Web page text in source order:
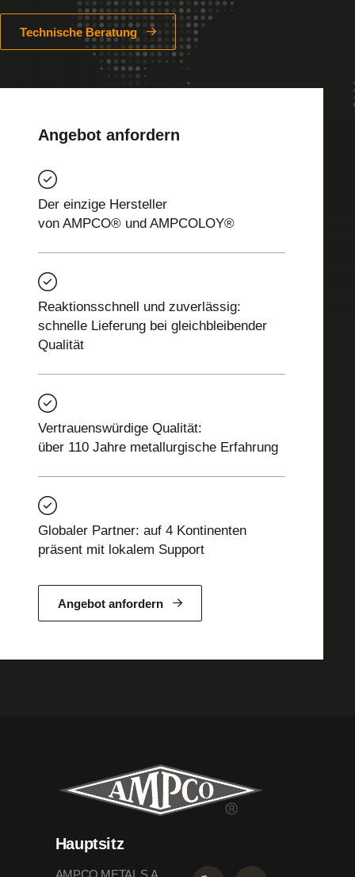
Technische Beratung
Angebot anfordern
Der einzige Hersteller
von AMPCO® und AMPCOLOY®
Reaktionsschnell und zuverlässig:
schnelle Lieferung bei gleichbleibender
Qualität
Vertrauenswürdige Qualität:
über 110 Jahre metallurgische Erfahrung
Globaler Partner: auf 4 Kontinenten
präsent mit lokalem Support
Angebot anfordern
Hauptsitz